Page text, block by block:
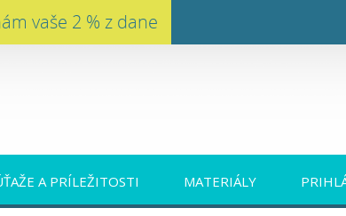
vaše 2 % z dane
A PRÍLEŽITOSTI MATERIÁLY